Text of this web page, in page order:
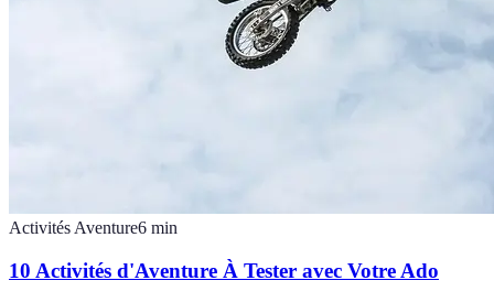
Activités Aventure6 min
10 Activités d'Aventure À Tester avec Votre Ado